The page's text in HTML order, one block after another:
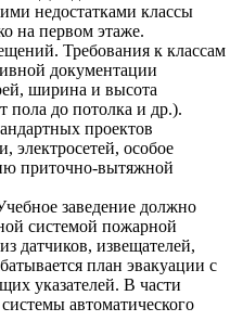
недостатками классы
на первом этаже.
Требования к классам
документации
ширина и высота
пола до потолка и др.).
проектов
электросетей, особое
приточно-вытяжной
заведение должно
системой пожарной
датчиков, извещателей,
план эвакуации с
указателей. В части
автоматического